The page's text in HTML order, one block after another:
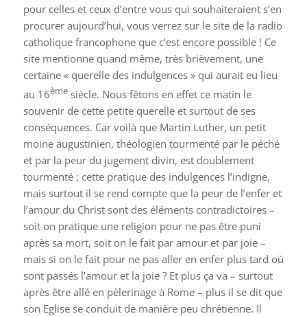
pour celles et ceux d’entre vous qui souhaiteraient s’en
procurer aujourd’hui, vous verrez sur le site de la radio
catholique francophone que c’est encore possible ! Ce
site mentionne quand même, très brièvement, une
certaine « querelle des indulgences » qui aurait eu lieu
au 16èmesiècle. Nous fêtons en effet ce matin le
souvenir de cette petite querelle et surtout de ses
conséquences. Car voilà que Martin Luther, un petit
moine augustinien, théologien tourmenté par le péché
et par la peur du jugement divin, est doublement
tourmenté ; cette pratique des indulgences l’indigne,
mais surtout il se rend compte que la peur de l’enfer et
l’amour du Christ sont des éléments contradictoires –
soit on pratique une religion pour ne pas être puni
après sa mort, soit on le fait par amour et par joie –
mais si on le fait pour ne pas aller en enfer plus tard où
sont passés l’amour et la joie ? Et plus ça va – surtout
après être allé en pèlerinage à Rome – plus il se dit que
son Eglise se conduit de manière peu chrétienne. Il